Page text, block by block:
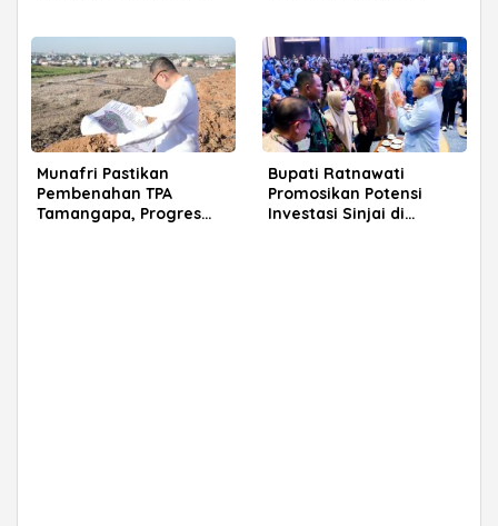
Munafri Pastikan
Pembenahan TPA
Tamangapa, Progres
Bupati Ratnawati
Promosikan Potensi
Investasi Sinjai di